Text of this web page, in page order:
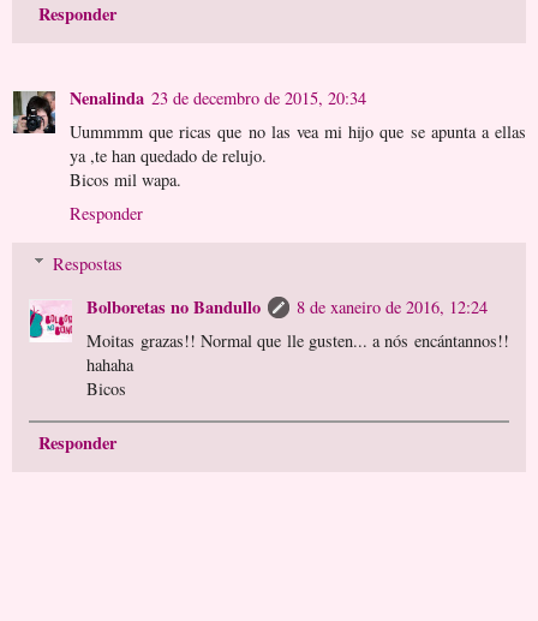
Responder
Nenalinda 23 de decembro de 2015, 20:34
Uummmm que ricas que no las vea mi hijo que se apunta a ellas
ya ,te han quedado de relujo.
Bicos mil wapa.
Responder
Respostas
Bolboretas no Bandullo
8 de xaneiro de 2016, 12:24
Moitas grazas!! Normal que lle gusten... a nós encántannos!!
hahaha
Bicos
Responder